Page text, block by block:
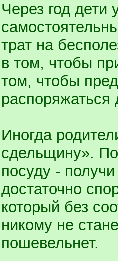
Через год дети
трат на
в том, чтобы
том, чтобы
распоряжаться
Иногда
сдельщину».
посуду -
достаточно
который без
никому не
пошевельнет.